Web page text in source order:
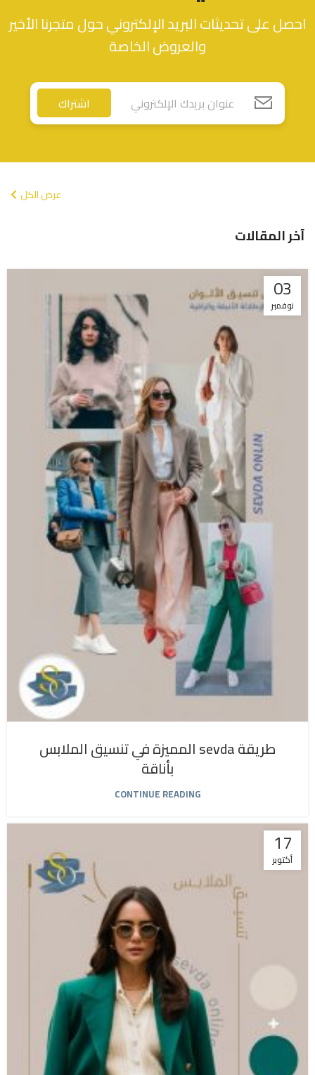
احصل على تحديثات البريد الإلكتروني حول متجرنا الأخير
والعروض الخاصة
اشتراك
عرض الكل
آخر المقالات
03
نوفمبر
طريقة sevda المميزة في تنسيق الملابس
بأناقة
CONTINUE READING
17
أكتوبر